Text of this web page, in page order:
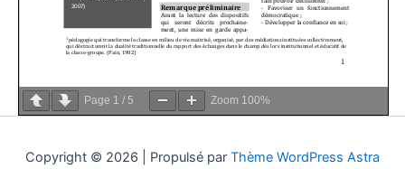
Page 1 / 5 Zoom 100%
Copyright © 2026 | Propulsé par Thème WordPress Astra